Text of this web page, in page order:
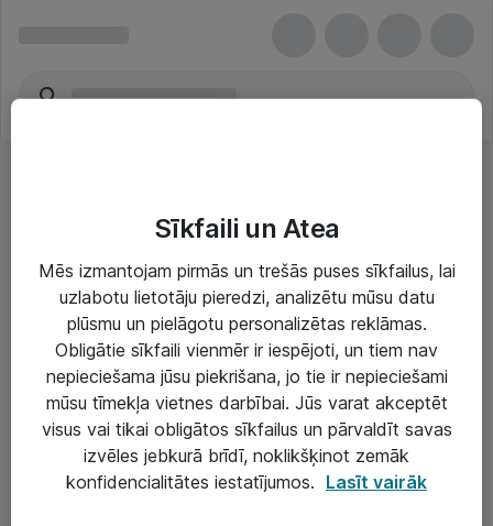
Risinājumi & Pakalpojumi
IT serviss un atbalsts
IT infrastruktūra
Darba vietu IT risinājumi
Serveri un datu centri
Sīkfaili un Atea
Mēs izmantojam pirmās un trešās puses sīkfailus, lai
uzlabotu lietotāju pieredzi, analizētu mūsu datu
plūsmu un pielāgotu personalizētas reklāmas.
Obligātie sīkfaili vienmēr ir iespējoti, un tiem nav
nepieciešama jūsu piekrišana, jo tie ir nepieciešami
mūsu tīmekļa vietnes darbībai. Jūs varat akceptēt
visus vai tikai obligātos sīkfailus un pārvaldīt savas
izvēles jebkurā brīdī, noklikšķinot zemāk
konfidencialitātes iestatījumos. Lasīt vairāk